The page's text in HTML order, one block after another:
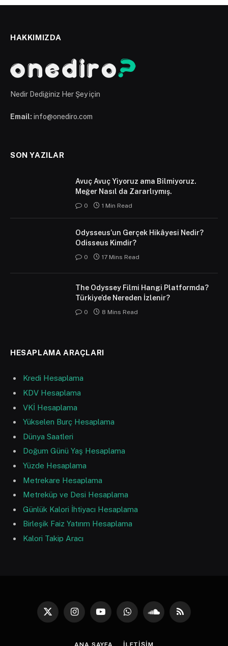
HAKKIMIZDA
Nedir Dediğiniz Her Şey için
Email: info@onediro.com
SON YAZILAR
Avuç Avuç Yiyoruz ama Bilmiyoruz.
Meğer Nasıl da Zararlıymış.
0 1 Min Read
Odysseus’un Gerçek Hikâyesi Nedir?
Odisseus Kimdir?
0 17 Mins Read
The Odyssey Filmi Hangi Platformda?
Türkiye’de Nereden İzlenir?
0 8 Mins Read
HESAPLAMA ARAÇLARI
Kredi Hesaplama
KDV Hesaplama
VKİ Hesaplama
Yükselen Burç Hesaplama
Dünya Saatleri
Doğum Günü Yaş Hesaplama
Yüzde Hesaplama
Metrekare Hesaplama
Metreküp ve Desi Hesaplama
Günlük Kalori İhtiyacı Hesaplama
Birleşik Faiz Yatırım Hesaplama
Kalori Takip Aracı
X
InstagramYouTubeWhatsAppSoundCloud
RSS
ANA SAYFA İLETIŞIM